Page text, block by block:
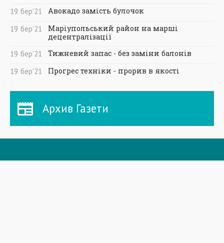
19 бер'21
Авокадо замість булочок
19 бер'21
Маріупольський район на марші
децентралізації
19 бер'21
Тижневий запас - без заміни балонів
19 бер'21 Прогрес техніки - прорив в якості
Архив Газети